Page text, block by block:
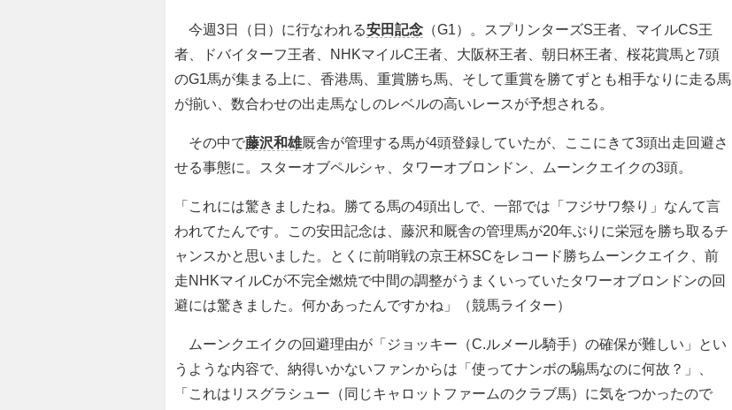
今週3日（日）に行なわれる安田記念 （G1）。スプリンターズS王者、マイルCS王
者、ドバイターフ王者、NHKマイルC王者、大阪杯王者、朝日杯王者、桜花賞馬と7頭
のG1馬が集まる上に、香港馬、重賞勝ち馬、そして重賞を勝てずとも相手なりに走る馬
が揃い、数合わせの出走馬なしのレベルの高いレースが予想される。
その中で藤沢和雄厩舎が管理する馬が4頭登録していたが、ここにきて3頭出走回避さ
せる事態に。スターオブペルシャ、タワーオブロンドン、ムーンクエイクの3頭。
「これには驚きましたね。勝てる馬の4頭出しで、一部では「フジサワ祭り」なんて言
われてたんです。この安田記念は、藤沢和厩舎の管理馬が20年ぶりに栄冠を勝ち取るチ
ャンスかと思いました。とくに前哨戦の京王杯SCをレコード勝ちムーンクエイク、前
走NHKマイルCが不完全燃焼で中間の調整がうまくいっていたタワーオブロンドンの回
避には驚きました。何かあったんですかね」（競馬ライター）
ムーンクエイクの回避理由が「ジョッキー（C.ルメール騎手）の確保が難しい」とい
うような内容で、納得いかないファンからは「使ってナンボの騸馬なのに何故？」、
「これはリスグラシュー（同じキャロットファームのクラブ馬）に気をつかったので